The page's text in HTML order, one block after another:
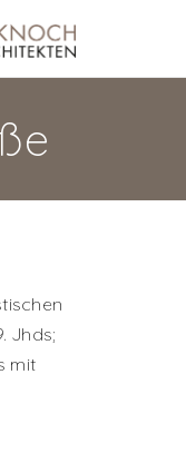
Jhds;
mit